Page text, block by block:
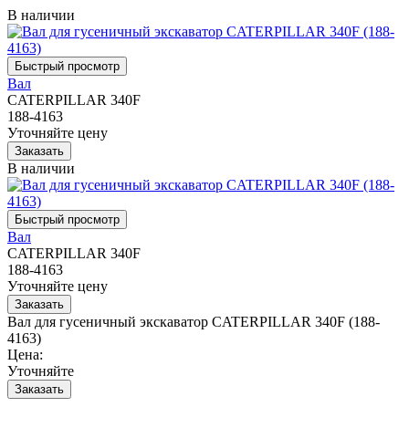
В наличии
Вал
CATERPILLAR 340F
188-4163
Уточняйте цену
В наличии
Вал
CATERPILLAR 340F
188-4163
Уточняйте цену
Вал для гусеничный экскаватор CATERPILLAR 340F (188-
4163)
Цена:
Уточняйте